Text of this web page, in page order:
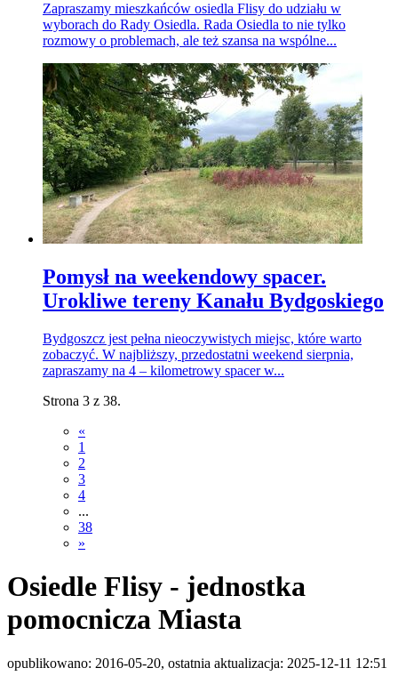
Zapraszamy mieszkańców osiedla Flisy do udziału w
wyborach do Rady Osiedla. Rada Osiedla to nie tylko
rozmowy o problemach, ale też szansa na wspólne...
Pomysł na weekendowy spacer.
Urokliwe tereny Kanału Bydgoskiego
Bydgoszcz jest pełna nieoczywistych miejsc, które warto
zobaczyć. W najbliższy, przedostatni weekend sierpnia,
zapraszamy na 4 – kilometrowy spacer w...
Strona 3 z 38.
«
1
2
3
4
...
38
»
Osiedle Flisy - jednostka
pomocnicza Miasta
opublikowano: 2016-05-20, ostatnia aktualizacja: 2025-12-11 12:51